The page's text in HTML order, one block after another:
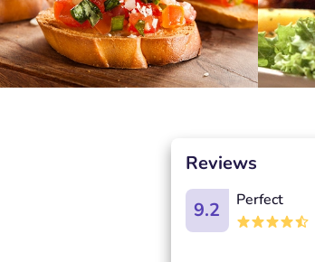
Reviews
9.2
Perfect